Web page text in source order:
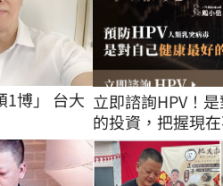
1博」 台大 立即諮詢HPV！
的投資，把握現